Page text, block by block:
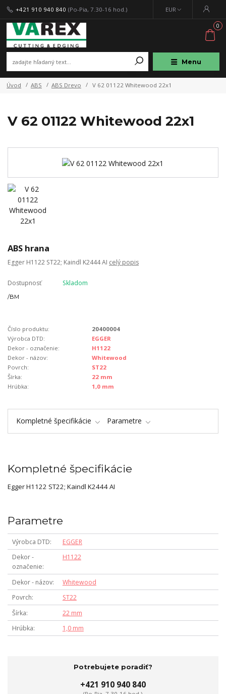
Menu
EUR
+421 910 940 840 (Po-Pia, 7.30-16 hod.)
0
Úvod ABS ABS Drevo V 62 01122 Whitewood 22x1
V 62 01122 Whitewood 22x1
ABS hrana
Egger H1122 ST22; Kaindl K2444 AI celý popis
Dostupnosť Skladom
/BM
Číslo produktu:
20400004
Výrobca DTD:
EGGER
Dekor - označenie:
H1122
Dekor - názov:
Whitewood
Povrch:
ST22
Šírka:
22 mm
Hrúbka:
1,0 mm
Kompletné špecifikácie Parametre
Kompletné špecifikácie
Egger H1122 ST22; Kaindl K2444 AI
Parametre
Výrobca DTD
EGGER
Dekor -
označenie
H1122
Dekor - názov
Whitewood
Povrch
ST22
Šírka
22 mm
Hrúbka
1,0 mm
Potrebujete poradiť?
+421 910 940 840